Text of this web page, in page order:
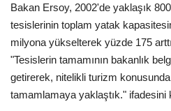
Bakan Ersoy, 2002'de yaklaşık
tesislerinin toplam yatak
milyona yükselterek yüzde 175
"Tesislerin tamamının bakanlık
getirerek, nitelikli turizm
tamamlamaya yaklaştık." ifadesini